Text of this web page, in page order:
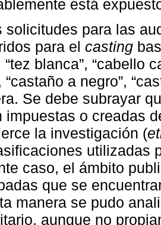
está
solicitudes para las
para el casting
“tez blanca”, “cabello
“castaño a negro”,
Se debe subrayar
impuestas o creadas
la investigación (
utilizadas
caso, el ámbito
que se
manera se pudo
aunque no